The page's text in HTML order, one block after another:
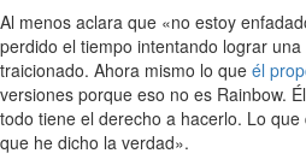
Al menos aclara que «no estoy
perdido el tiempo intentando lograr
traicionado. Ahora mismo lo que él
versiones porque eso no es Rainbow.
todo tiene el derecho a hacerlo. Lo
que he dicho la verdad».